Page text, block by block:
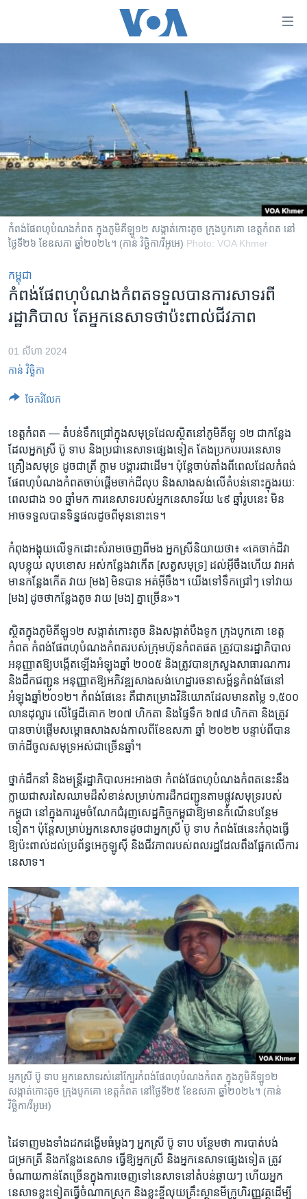
ទៅ​​
ទំព័រ​
តែ​
ម្តង
រំលង​
និង​
ទៅ​
ទំព័រ​
រចនា
សម្ព័ន្ធ​
ចូល​
ស្វែង​
ចិន
ហេឡូវីអូអេ
កម្ពុជាច្នៃប្រតិដ្ឋ
ព្រឹត្តិការណ៍ព័ត៌មាន
ទូរទស្សន៍ / វីដេអូ​
វិទ្យុ / ផតខាសថ៍
កម្មវិធីទាំងអស់
Khmer English
បណ្តាញ​សង្គម
ភាសា
កំពង់ផែពហុបំណងកំពត ក្នុងភូមិគីឡូ១២ សង្កាត់កោះតូច ក្រុងបូកគោ ខេត្តកំពត នៅ
ថ្ងៃទី២៦ ខែឧសភា ឆ្នាំ២០២៤។ (កាន់ វិច្ឆិកា/វីអូអេ) Photo: VOA Khmer
កម្ពុជា
កំពង់​ផែ​ពហុ​បំណង​កំពត​ទទួល​បាន​ការ​សាទរ​ពី​
រដ្ឋាភិបាល តែ​អ្នក​នេសាទ​ថា​ប៉ះពាល់​ជីវភាព
01 សីហា 2024
កាន់ វិច្ឆិកា
ចែករំលែក
ខេត្តកំពត — តំបន់​ទឹក​ជ្រៅ​ក្នុងសមុទ្រ​ដែល​ស្ថិត​នៅ​ភូមិ​គីឡូ ១២​ ជាកន្លែង​
ដែល​អ្នកស្រី ប៊ូ ទាប​ និង​ប្រជា​នេសាទ​ផ្សេង​ទៀត តែង​ប្រកប​របរ​នេសាទ​
គ្រឿង​សមុទ្រ ដូចជា​ត្រី ក្តាម​ បង្គារ​ជាដើម។ ប៉ុន្តែ​ចាប់​តាំង​ពីពេល​ដែល​កំពង់​
ផែ​ពហុបំណង​កំពត​ចាប់​ផ្តើម​ចាក់​ដី​លុប និង​សាងសង់​លើតំបន់​នោះ​ក្នុង​រយៈ
ពេល​ជាង​ ១០ ​ឆ្នាំ​មក ការ​នេសាទ​របស់​អ្នកនេសាទ​វ័យ​ ៤៩ ​ឆ្នាំ​រូប​នេះ​ មិន​
អាច​ទទួលបានទិន្នផលដូច​ពីមុន​នោះ​ទេ។
កំពុង​អង្គុយ​លើ​ទូក​ដោះ​សំរាម​ចេញ​ពី​មង អ្នកស្រី​និយាយ​ថា៖ «គេ​ចាក់ដី​វា​
លុបខ្លុយ លុបខោស អស់​កន្លែង​វា​កើត [សត្វ​សមុទ្រ​] ដល់​អ៊ីចឹង​ហើយ ​វា​អត់​
មាន​កន្លែង​កើត វាយ [មង] ​មិន​បាន អត់​អ៊ីចឹង។ យើង​ទៅ​ទឹក​ជ្រៅៗ ទៅ​វាយ
[មង] ដូចថា​កន្លែង​តូច វាយ [មង] គ្នា​ច្រើន»។
ស្ថិតក្នុងភូមិគីឡូ១២ សង្កាត់​កោះតូច និង​សង្កាត់​បឹងទូក ក្រុង​បូកគោ ខេត្ត​
កំពត កំពង់​ផែ​ពហុ​បំណង​កំពត​របស់​ក្រុម​ហ៊ុន​កំពត​ផត ត្រូវ​បាន​រដ្ឋាភិបាល​
អនុញ្ញាត​ឱ្យ​បង្កើត​ឡើង​អំឡុង​ឆ្នាំ ២០០៥ និង​ត្រូវ​បាន​ក្រសួង​សាធារណការ
និង​ដឹកជញ្ជូន អនុញ្ញាត​ឱ្យ​អភិវឌ្ឍ​សាង​សង់​ហេដ្ឋា​រចនា​សម្ព័ន្ធ​កំពង់ផែ​នៅ​
អំឡុង​ឆ្នាំ២០១២។ កំពង់ផែ​នេះ​ គឺជា​គម្រោង​វិនិយោគ​ដែល​មាន​តម្លៃ​ ១,៥០០​
លាន​ដុល្លារ លើ​ផ្ទៃដី​គោក ២០៧​ ហិកតា និង​ផ្ទៃទឹក ៦៧៨ ​ហិកតា និង​ត្រូវ​
បាន​ចាប់​ផ្តើម​សម្ពោធសាង​សង់​កាលពី​ខែ​ឧសភា ឆ្នាំ​ ២០២២ បន្ទាប់​ពី​បាន​
ចាក់​ដី​ចូល​សមុទ្រ​អស់​ជាច្រើន​ឆ្នាំ។
​ថ្នាក់​ដឹកនាំ​ និង​ម​ន្រ្តី​រដ្ឋាភិបាលអះអាង​ថា​ កំពង់ផែពហុបំណង​កំពត​នេះ​នឹង​
ក្លាយ​ជា​សរសៃ​ឈាម​ដ៏​សំខាន់​សម្រាប់​ការដឹក​ជញ្ជូន​តាម​ផ្លូវ​សមុទ្រ​របស់​
កម្ពុជា នៅ​ក្នុង​ការរួម​ចំណែកជំរុញ​សេដ្ឋកិច្ច​កម្ពុជា​ឱ្យ​មាន​កំណើន​បន្ថែម​
ទៀត។ ប៉ុន្តែ​សម្រាប់​អ្នក​នេសាទដូច​ជា​អ្នកស្រី ប៊ូ ទាប កំពង់​ផែ​នេះកំពុងធ្វើ​
ឱ្យ​ប៉ះពាល់​ដល់​ប្រព័ន្ធ​អេកូឡូស៊ី និង​ជីវភាពរបស់​ពលរដ្ឋ​ដែល​ពឹង​ផ្អែក​លើ​ការ
នេសាទ​។
អ្នកស្រី ប៊ូ ទាប អ្នកនេសាទរស់នៅក្បែរកំពង់ផែពហុបំណងកំពត ក្នុងភូមិគីឡូ១២
សង្កាត់កោះតូច ក្រុងបូកគោ ខេត្តកំពត នៅថ្ងៃទី២៥ ខែឧសភា ឆ្នាំ២០២៤។ (កាន់
វិច្ឆិកា/វីអូអេ)
ដៃ​ទាញ​មង​ទាំង​ដក​ដង្ហើម​ធំ​ម្តងៗ​ អ្នកស្រី ប៊ូ ទាប បន្ថែម​ថា ​ការ​បាត់​បង់​
ជម្រក​ត្រី និង​កន្លែង​នេសាទ ធ្វើ​ឱ្យអ្នកស្រី និង​អ្នកនេសាទ​ផ្សេង​ទៀត ត្រូវ​
ចំណាយ​កាន់តែ​ច្រើន​ក្នុងការចេញ​ទៅ​នេសាទ​នៅ​តំបន់​ឆ្ងាយៗ ហើយ​អ្នក
នេសាទ​ខ្លះ​ទៀតធ្វើ​ចំណាក​ស្រុក និង​ខ្លះ​ខ្ចី​លុយ​គ្រឹះស្ថាន​មីក្រូហិរញ្ញវត្ថុ​ដើម្បី​